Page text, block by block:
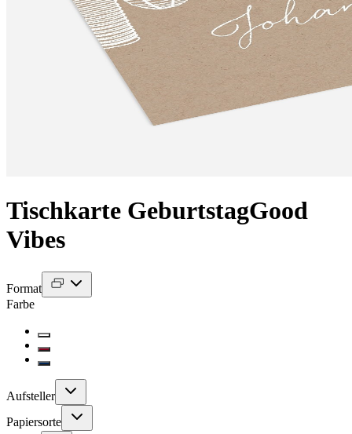
Tischkarte GeburtstagGood
Vibes
Format
Farbe
Aufsteller
Papiersorte